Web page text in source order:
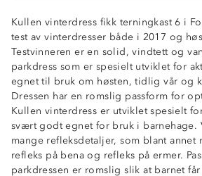
Kullen vinterdress fikk terningkast 6 i
test av vinterdresser både i 2017 og
Testvinneren er en solid, vindtett og
parkdress som er spesielt utviklet for
egnet til bruk om høsten, tidlig vår og
Dressen har en romslig passform for
Kullen vinterdress er utviklet spesielt
svært godt egnet for bruk i barnehage.
mange refleksdetaljer, som blant annet
refleks på bena og refleks på ermer.
parkdressen er romslig slik at barnet
Toppmodell til vår, høst og vinter
God isolasjonsevne
Vanntett (15 000 mm vannsøyle)
Fukttransporterende (12 000 gr/
Vindtett
Tapede sømmer
Børstet trikotfôr med vattering
Stormklaff